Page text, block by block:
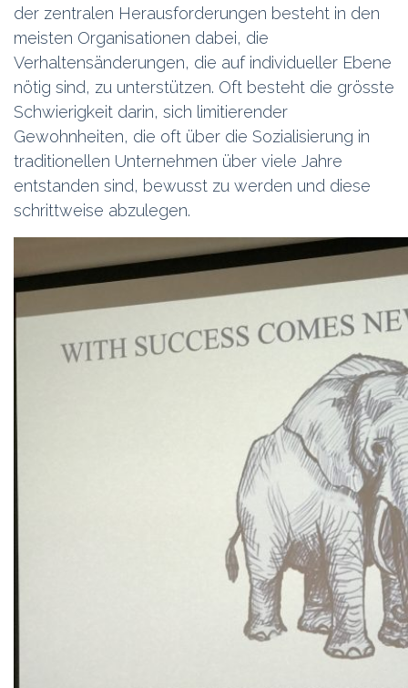
der zentralen Herausforderungen besteht in den
meisten Organisationen dabei, die
Verhaltensänderungen, die auf individueller Ebene
nötig sind, zu unterstützen. Oft besteht die grösste
Schwierigkeit darin, sich limitierender
Gewohnheiten, die oft über die Sozialisierung in
traditionellen Unternehmen über viele Jahre
entstanden sind, bewusst zu werden und diese
schrittweise abzulegen.